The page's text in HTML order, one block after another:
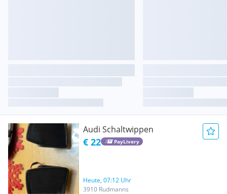
Audi Schaltwippen
€ 22 PayLivery
Heute, 07:12 Uhr
3910 Rudmanns